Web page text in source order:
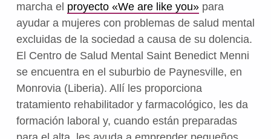
marcha el proyecto «We are like you»para
ayudar a mujeres con problemas de salud mental
excluidas de la sociedad a causa de su dolencia.
El Centro de Salud Mental Saint Benedict Menni
se encuentra en el suburbio de Paynesville, en
Monrovia (Liberia). Allí les proporciona
tratamiento rehabilitador y farmacológico, les da
formación laboral y, cuando están preparadas